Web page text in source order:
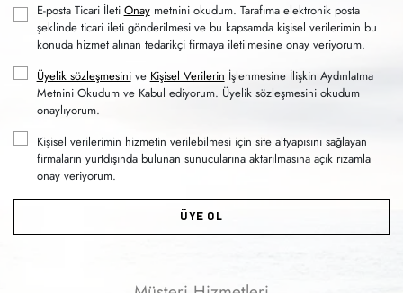
E-posta Ticari İleti Onaymetnini okudum. Tarafıma elektronik posta
şeklinde ticari ileti gönderilmesi ve bu kapsamda kişisel verilerimin bu
konuda hizmet alınan tedarikçi firmaya iletilmesine onay veriyorum.
Üyelik sözleşmesinive Kişisel Verilerin İşlenmesine İlişkin Aydınlatma
Metnini Okudum ve Kabul ediyorum. Üyelik sözleşmesini okudum
onaylıyorum.
Kişisel verilerimin hizmetin verilebilmesi için site altyapısını sağlayan
firmaların yurtdışında bulunan sunucularına aktarılmasına açık rızamla
onay veriyorum.
ÜYE OL